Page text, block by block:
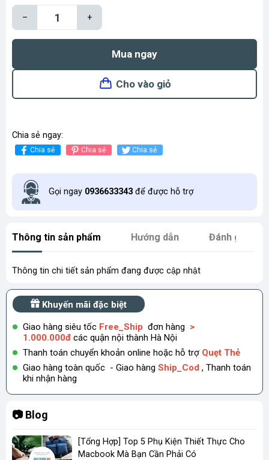
– +
Mua ngay
Cho vào giỏ
Chia sẻ ngay:
Chia sẻ Chia sẻ Chia sẻ
Gọi ngay 0936633343 để được hỗ trợ
Thông tin sản phẩm Hướng dẫn Đánh giá
Thông tin chi tiết sản phẩm đang được cập nhật
Khuyến mãi đặc biệt
Giao hàng siêu tốc Free_Ship đơn hàng >
1.000.000đ các quận nội thành Hà Nội
Thanh toán chuyển khoản online hoặc hỗ trợ Quẹt Thẻ
Giao hàng toàn quốc - Giao hàng Ship_Cod , Thanh toán
khi nhận hàng
📷 Blog
[Tổng Hợp] Top 5 Phụ Kiện Thiết Thực Cho
Macbook Mà Bạn Cần Phải Có